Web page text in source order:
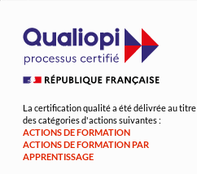
La certification qualité a été délivrée au titre
des catégories d'actions suivantes :
ACTIONS DE FORMATION
ACTIONS DE FORMATION PAR
APPRENTISSAGE